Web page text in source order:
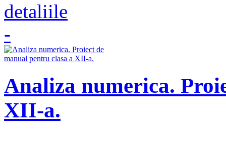
Analiza numerica.
XII-a.